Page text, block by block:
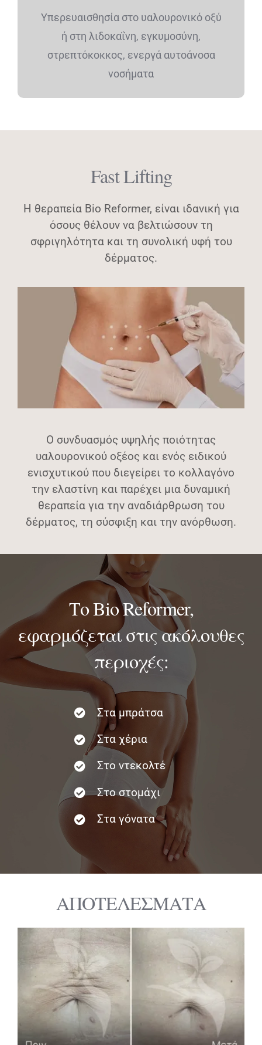
Υπερευαισθησία στο υαλουρονικό οξύ
ή στη λιδοκαΐνη, εγκυµοσύνη,
στρεπτόκοκκος, ενεργά αυτοάνοσα
νοσήµατα
Fast Lifting
Η θεραπεία Bio Reformer, είναι ιδανική για
όσους θέλουν να βελτιώσουν τη
σφριγηλότητα και τη συνολική υφή του
δέρματος.
Ο συνδυασμός υψηλής ποιότητας
υαλουρονικού οξέος και ενός ειδικού
ενισχυτικού που διεγείρει το κολλαγόνο
την ελαστίνη και παρέχει μια δυναμική
θεραπεία για την αναδιάρθρωση του
δέρματος, τη σύσφιξη και την ανόρθωση.
Το Bio Reformer,
εφαρμόζεται στις ακόλουθες
περιοχές:
Στα μπράτσα
Στα χέρια
Στο ντεκολτέ
Στο στομάχι
Στα γόνατα
ΑΠΟΤΕΛΕΣΜΑΤΑ